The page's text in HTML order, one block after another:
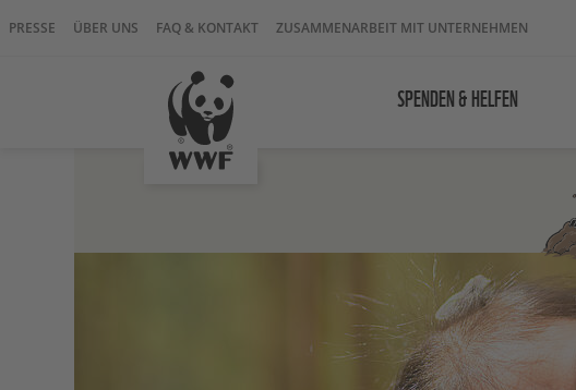
PRESSE ÜBER UNS FAQ & KONTAKT ZUSAMMENARBEIT MIT UNTERNEHMEN
SPENDEN & HELFEN